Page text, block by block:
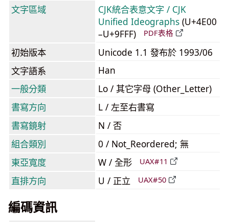
文字區域
CJK統合表意文字 / CJK
Unified Ideographs (U+4E00
–U+9FFF)
PDF表格
初始版本
Unicode 1.1 發布於 1993/06
文字語系
Han
一般分類
Lo / 其它字母 (Other_Letter)
書寫方向
L / 左至右書寫
書寫鏡射
N / 否
組合類別
0 / Not_Reordered; 無
東亞寬度
W / 全形 UAX#11
直排方向 U / 正立 UAX#50
編碼資訊